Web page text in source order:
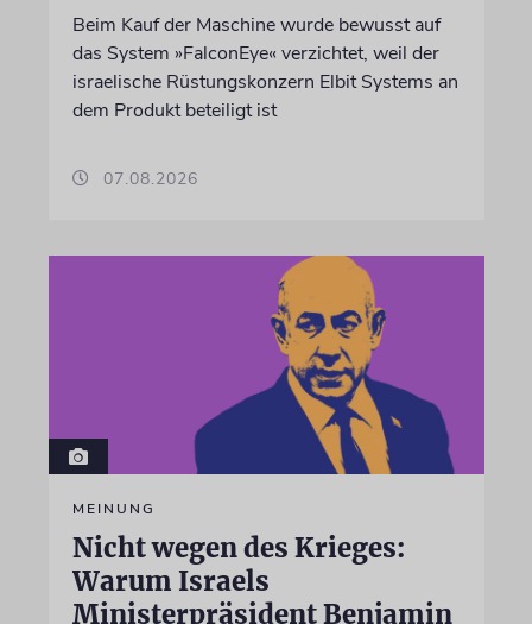
Beim Kauf der Maschine wurde bewusst auf
das System »FalconEye« verzichtet, weil der
israelische Rüstungskonzern Elbit Systems an
dem Produkt beteiligt ist
07.08.2026
MEINUNG
Nicht wegen des Krieges:
Warum Israels
Ministerpräsident Benjamin